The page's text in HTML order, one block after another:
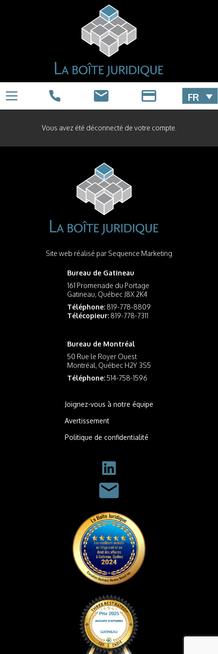
FR
Vous avez été déconnecté de votre compte.
Site web réalisé par Sequence Marketing
Bureau de Gatineau
161 Promenade du Portage
Gatineau, Québec J8X 2K4
Téléphone: 819-778-8809
Télécopieur: 819-778-7311
Bureau de Montréal
50 Rue le Royer Ouest
Montréal, Québec H2Y 3S5
Téléphone:514-758-1596
Joignez-vous à notre équipe
Avertissement
Politique de confidentialité